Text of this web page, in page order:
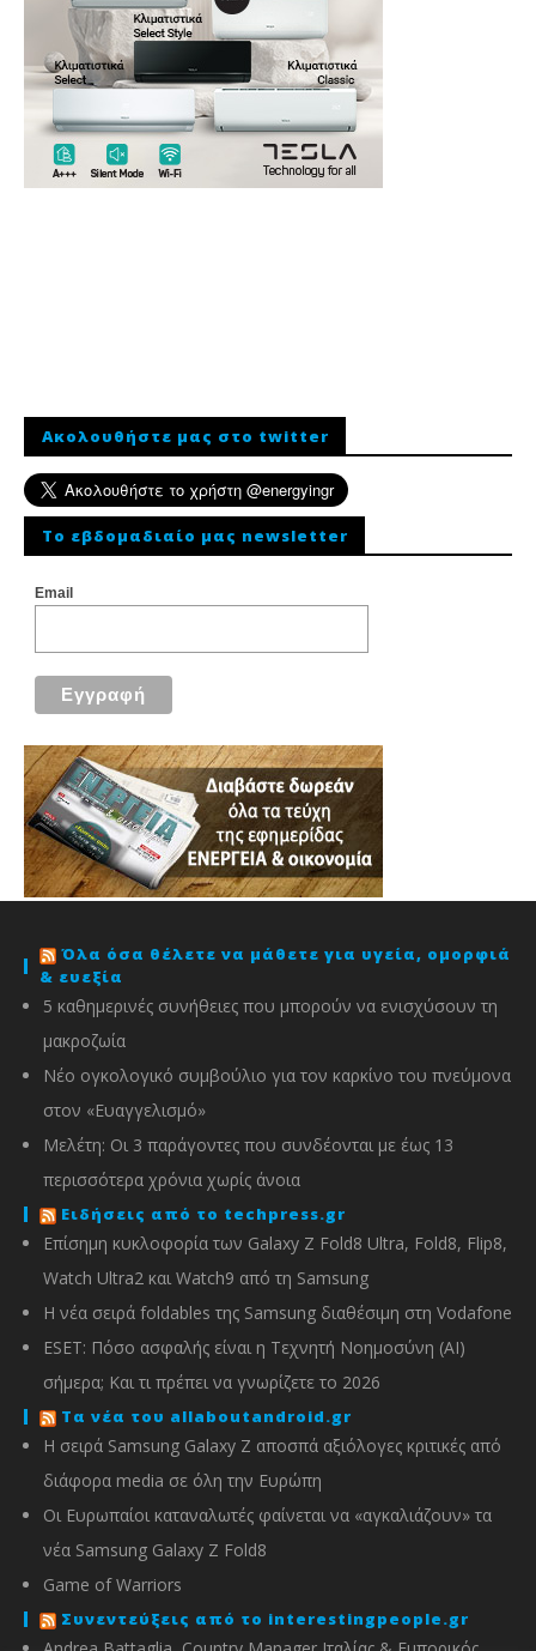
Ακολουθήστε μας στο twitter
To εβδομαδιαίο μας newsletter
Email
Όλα όσα θέλετε να μάθετε για υγεία, ομορφιά
& ευεξία
5 καθημερινές συνήθειες που μπορούν να ενισχύσουν τη
μακροζωία
Νέο ογκολογικό συμβούλιο για τον καρκίνο του πνεύμονα
στον «Ευαγγελισμό»
Μελέτη: Οι 3 παράγοντες που συνδέονται με έως 13
περισσότερα χρόνια χωρίς άνοια
Ειδήσεις από το techpress.gr
Επίσημη κυκλοφορία των Galaxy Z Fold8 Ultra, Fold8, Flip8,
Watch Ultra2 και Watch9 από τη Samsung
Η νέα σειρά foldables της Samsung διαθέσιμη στη Vodafone
ESET: Πόσο ασφαλής είναι η Τεχνητή Νοημοσύνη (AI)
σήμερα; Και τι πρέπει να γνωρίζετε το 2026
Τα νέα του allaboutandroid.gr
Η σειρά Samsung Galaxy Z αποσπά αξιόλογες κριτικές από
διάφορα media σε όλη την Ευρώπη
Οι Ευρωπαίοι καταναλωτές φαίνεται να «αγκαλιάζουν» τα
νέα Samsung Galaxy Z Fold8
Game of Warriors
Συνεντεύξεις από το interestingpeople.gr